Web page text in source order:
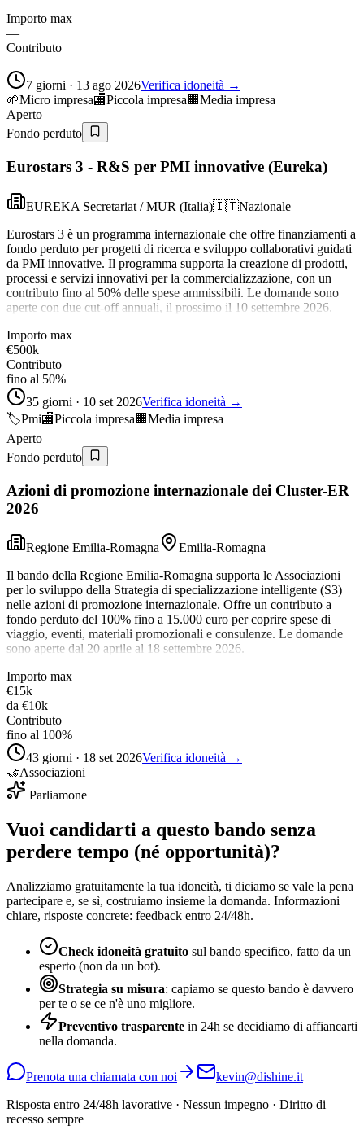
Importo max
—
Contributo
—
7 giorni · 13 ago 2026Verifica idoneità →
🌱Micro impresa🏬Piccola impresa🏢 Media impresa
Aperto
Fondo perduto
Eurostars 3 - R&S per PMI innovative (Eureka)
EUREKA Secretariat / MUR (Italia)🇮🇹Nazionale
Eurostars 3 è un programma internazionale che offre finanziamenti a
fondo perduto per progetti di ricerca e sviluppo collaborativi guidati
da PMI innovative. Il programma supporta la creazione di prodotti,
processi e servizi innovativi per la commercializzazione, con un
contributo fino al 50% delle spese ammissibili. Le domande sono
aperte con due cut-off annuali, il prossimo il 10 settembre 2026.
Importo max
€500k
Contributo
fino al 50%
35 giorni · 10 set 2026Verifica idoneità →
🏷️Pmi🏬Piccola impresa 🏢 Media impresa
Aperto
Fondo perduto
Azioni di promozione internazionale dei Cluster-ER
2026
Regione Emilia-Romagna
Emilia-Romagna
Il bando della Regione Emilia-Romagna supporta le Associazioni
per lo sviluppo della Strategia di specializzazione intelligente (S3)
nelle azioni di promozione internazionale. Offre un contributo a
fondo perduto del 100% fino a 15.000 euro per coprire spese di
viaggio, eventi, materiali promozionali e consulenze. Le domande
sono aperte dal 20 aprile al 18 settembre 2026.
Importo max
€15k
da €10k
Contributo
fino al 100%
43 giorni · 18 set 2026Verifica idoneità →
🤝Associazioni
Parliamone
Vuoi candidarti a questo bando senza
perdere tempo (né opportunità)?
Analizziamo gratuitamente la tua idoneità, ti diciamo se vale la pena
partecipare e, se sì, costruiamo insieme la domanda. Informazioni
chiare, risposte concrete: feedback entro 24/48h.
Check idoneità gratuito sul bando specifico, fatto da un
esperto (non da un bot).
Strategia su misura: capiamo se questo bando è davvero
per te o se ce n'è uno migliore.
Preventivo trasparente in 24h se decidiamo di affiancarti
nella domanda.
Prenota una chiamata con noi
kevin@dishine.it
Risposta entro 24/48h lavorative · Nessun impegno · Diritto di
recesso sempre